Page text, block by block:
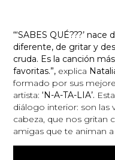
“‘SABES QUÉ???’
diferente, de gritar y
cruda. Es la canción
favoritas.”, explica
formado por sus
artista:‘N-A-TA-LIA’.
diálogo interior: son las
cabeza, que nos gritan
amigas que te animan a